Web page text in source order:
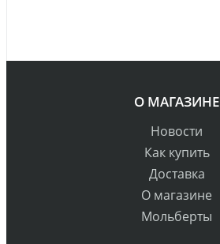
О МАГАЗИНЕ
Новости
Как купить
Доставка
О магазине
Мольберты